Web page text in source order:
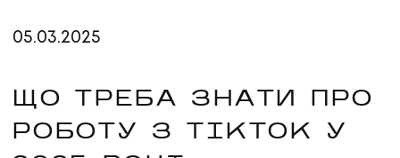
05.03.2025
ЩО ТРЕБА ЗНАТИ ПРО
РОБОТУ З TIKTOK У